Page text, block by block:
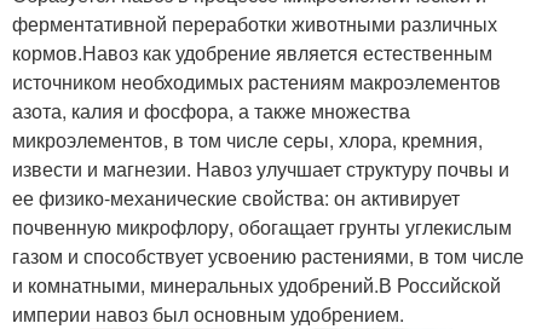
Навоз в гранулах
навоз
Свежий навоз Навоз для цветов
Сухой навоз
Универсальное
удобрение
ферментативной переработки животными различных
кормов.Навоз как удобрение является естественным
источником необходимых растениям макроэлементов
азота, калия и фосфора, а также множества
микроэлементов, в том числе серы, хлора, кремния,
извести и магнезии. Навоз улучшает структуру почвы и
ее физико-механические свойства: он активирует
почвенную микрофлору, обогащает грунты углекислым
газом и способствует усвоению растениями, в том числе
и комнатными, минеральных удобрений.В Российской
империи навоз был основным удобрением.